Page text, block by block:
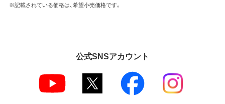
※記載されている価格は、希望小売価格です。
公式SNSアカウント